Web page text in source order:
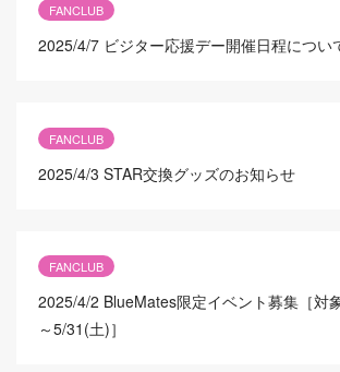
FANCLUB
2025/4/7 ビジター応援デー開催日程につい
FANCLUB
2025/4/3 STAR交換グッズのお知らせ
FANCLUB
2025/4/2 BlueMates限定イベント募集［対
～5/31(土)］